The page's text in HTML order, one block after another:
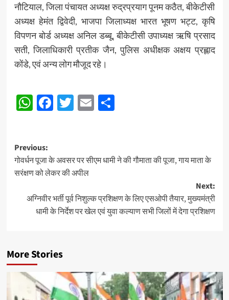
नौटियाल, जिला पंचायत अध्यक्ष रुद्रप्रयाग पूनम कठैत, बीकेटीसी
अध्यक्ष हेमंत द्विवेदी, भाजपा जिलाध्यक्ष भारत भूषण भट्ट, कृषि
विपणन बोर्ड अध्यक्ष अनिल डब्बू, बीकेटीसी उपाध्यक्ष ऋषि प्रसाद
सती, जिलाधिकारी प्रतीक जैन, पुलिस अधीक्षक अक्षय प्रह्लाद
कोंडे, एवं अन्य लोग मौजूद रहे।
Post
navigation
WhatsApp
Facebook
Twitter
EmailShare
Post
navigation
Previous:
गोवर्धन पूजा के अवसर पर सीएम धामी ने की गौमाता की पूजा, गाय माता के
सरंक्षण को लेकर की अपील
Next:
अग्निवीर भर्ती पूर्व निशुल्क प्रशिक्षण के लिए एसओपी तैयार, मुख्यमंत्री
धामी के निर्देश पर खेल एवं युवा कल्याण सभी जिलों में देगा प्रशिक्षण
More Stories